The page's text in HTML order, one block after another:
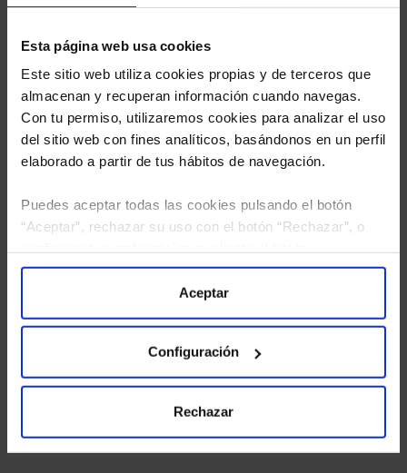
Esta página web usa cookies
Este sitio web utiliza cookies propias y de terceros que
almacenan y recuperan información cuando navegas.
Con tu permiso, utilizaremos cookies para analizar el uso
del sitio web con fines analíticos, basándonos en un perfil
elaborado a partir de tus hábitos de navegación.
Puedes aceptar todas las cookies pulsando el botón
“Aceptar”, rechazar su uso con el botón “Rechazar”, o
“Configuración”. Consulta nuestraPolítica
para más información.
Aceptar
Configuración
Rechazar
He leídola política de privacidady consiento el
tratamiento de mis datos personales.